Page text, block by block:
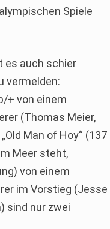
Spiele
es auch schier
vermelden:
+ von einem
(Thomas Meier,
Man of Hoy“ (137
Meer steht,
von einem
im Vorstieg (Jesse
sind nur zwei